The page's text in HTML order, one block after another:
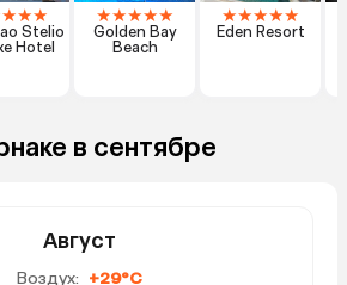
★★★
Stelio
Hotel
★★★★★
Golden Bay
Beach
★★★★★
Eden Resort
в сентябре
Август
Воздух: +29°C